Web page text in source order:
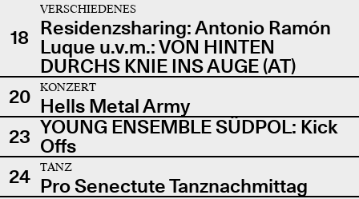
18
VERSCHIEDENES
Residenzsharing: Antonio Ramón
Luque u.v.m.: VON HINTEN
DURCHS KNIE INS AUGE (AT)
20
KONZERT
Hells Metal Army
23 YOUNG ENSEMBLE SÜDPOL: Kick
Offs
24
TANZ
Pro Senectute Tanznachmittag